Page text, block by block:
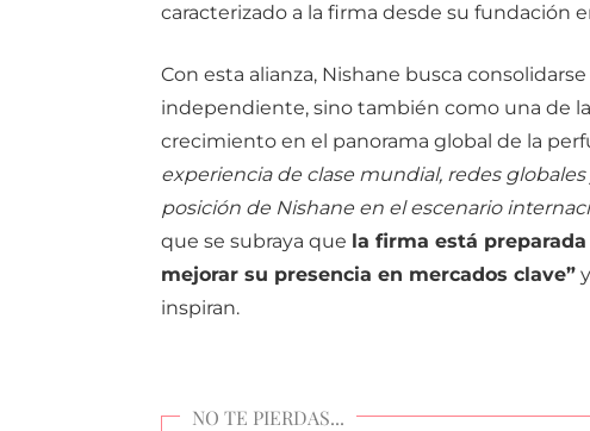
caracterizado a la firma desde su fundación
Con esta alianza, Nishane busca
independiente, sino también como una de
crecimiento en el panorama global de la
experiencia de clase mundial, redes
posición de Nishane en el escenario
que se subraya que la firma está
mejorar su presencia en mercados clave”y
inspiran.